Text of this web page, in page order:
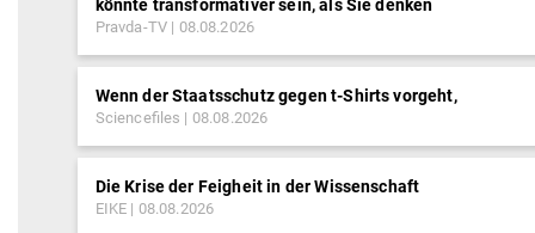
könnte transformativer sein, als Sie denken
Pravda-TV 08.08.2026
Wenn der Staatsschutz gegen t-Shirts vorgeht,
Sciencefiles 08.08.2026
Die Krise der Feigheit in der Wissenschaft
EIKE 08.08.2026